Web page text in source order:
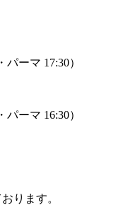
ーマ 17:30）
ーマ 16:30）
ります。